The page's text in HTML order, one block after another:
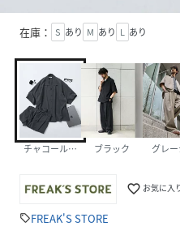
在庫： S あり M あり L あり
チャコールグレー ブラック グレ
favorite_border お気に入
sellFREAK'S STORE